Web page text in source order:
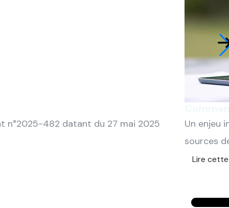
n°2025-482 datant du 27 mai 2025
Un enjeu
sources
Lire